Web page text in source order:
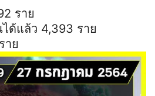
ราย
ด้แล้ว 4,393 ราย
าย